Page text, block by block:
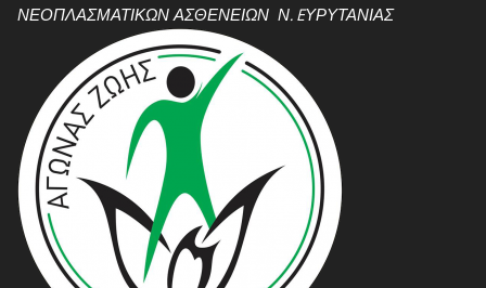
ΝΕΟΠΛΑΣΜΑΤΙΚΩΝ ΑΣΘΕΝΕΙΩΝ Ν. EΥΡΥΤΑΝΙΑΣ